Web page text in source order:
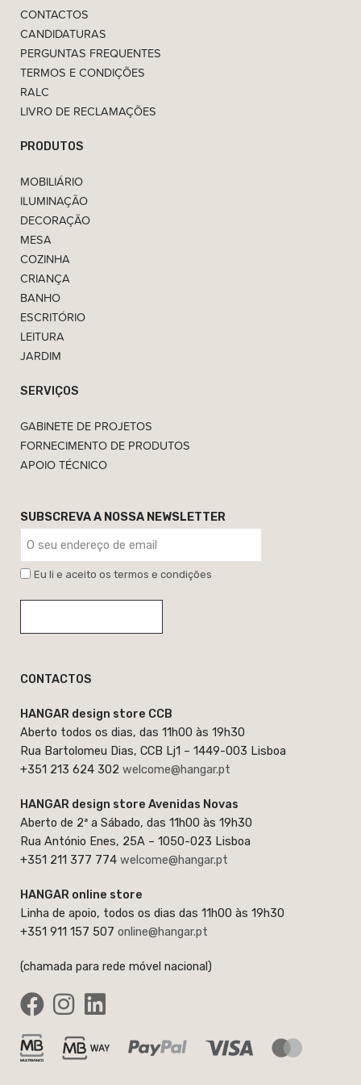
CONTACTOS
CANDIDATURAS
PERGUNTAS FREQUENTES
TERMOS E CONDIÇÕES
RALC
LIVRO DE RECLAMAÇÕES
PRODUTOS
MOBILIÁRIO
ILUMINAÇÃO
DECORAÇÃO
MESA
COZINHA
CRIANÇA
BANHO
ESCRITÓRIO
LEITURA
JARDIM
SERVIÇOS
GABINETE DE PROJETOS
FORNECIMENTO DE PRODUTOS
APOIO TÉCNICO
SUBSCREVA A NOSSA NEWSLETTER
Eu li e aceito os termos e condições
CONTACTOS
HANGAR design store CCB
Aberto todos os dias, das 11h00 às 19h30
Rua Bartolomeu Dias, CCB Lj1 – 1449-003 Lisboa
+351 213 624 302 welcome@hangar.pt
HANGAR design store Avenidas Novas
Aberto de 2ª a Sábado, das 11h00 às 19h30
Rua António Enes, 25A – 1050-023 Lisboa
+351 211 377 774 welcome@hangar.pt
HANGAR online store
Linha de apoio, todos os dias das 11h00 às 19h30
+351 911 157 507 online@hangar.pt
(chamada para rede móvel nacional)